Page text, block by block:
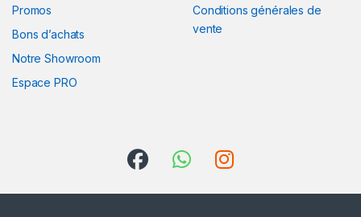
Promos
Bons d’achats
Notre Showroom
Espace PRO
Conditions générales de
vente